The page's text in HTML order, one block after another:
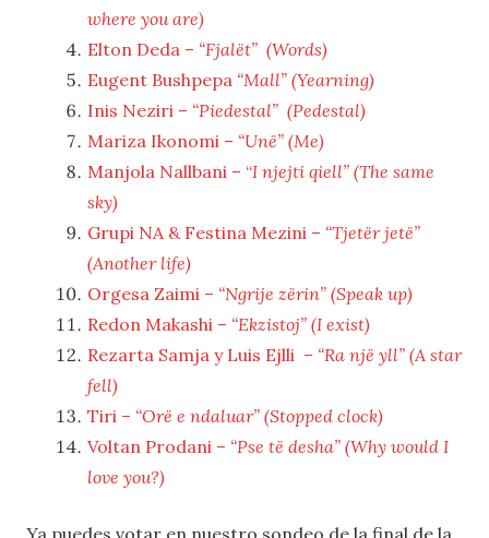
where you are)
Elton Deda – “Fjalët” (Words)
Eugent Bushpepa “Mall” (Yearning)
Inis Neziri – “Piedestal” (Pedestal)
Mariza Ikonomi – “Unë” (Me)
Manjola Nallbani – “I njejti qiell” (The same
sky)
Grupi NA & Festina Mezini – “Tjetër jetë”
(Another life)
Orgesa Zaimi – “Ngrije zërin” (Speak up)
Redon Makashi – “Ekzistoj” (I exist)
Rezarta Samja y Luis Ejlli – “Ra një yll” (A star
fell)
Tiri – “Orë e ndaluar” (Stopped clock)
Voltan Prodani – “Pse të desha” (Why would I
love you?)
Ya puedes votar en nuestro sondeo de la final de la